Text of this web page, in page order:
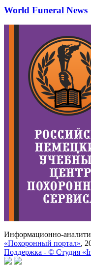
World Funeral News
Информационно-
«Похоронный портал»,
Поддержка - © Cтудия